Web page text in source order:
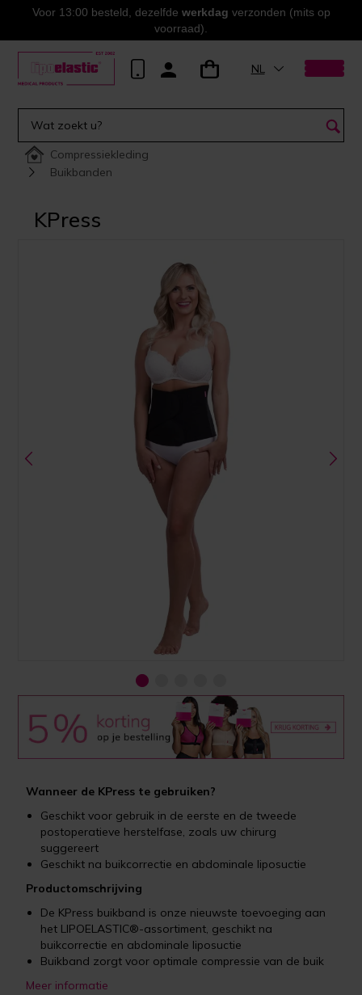
Voor 13:00 besteld, dezelfde werkdag verzonden (mits op
voorraad).
NL
Compressiekleding
Buikbanden
KPress
Wanneer de KPress te gebruiken?
Geschikt voor gebruik in de eerste en de tweede
postoperatieve herstelfase, zoals uw chirurg
suggereert
Geschikt na buikcorrectie en abdominale liposuctie
Productomschrijving
De KPress buikband is onze nieuwste toevoeging aan
het LIPOELASTIC®-assortiment, geschikt na
buikcorrectie en abdominale liposuctie
Buikband zorgt voor optimale compressie van de buik
Meer informatie